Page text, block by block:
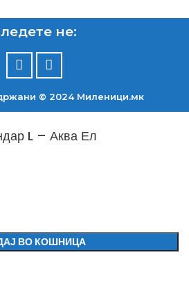
не:
© 2024 Mиленици.мк
L – Аква Ел
ВО КОШНИЦА